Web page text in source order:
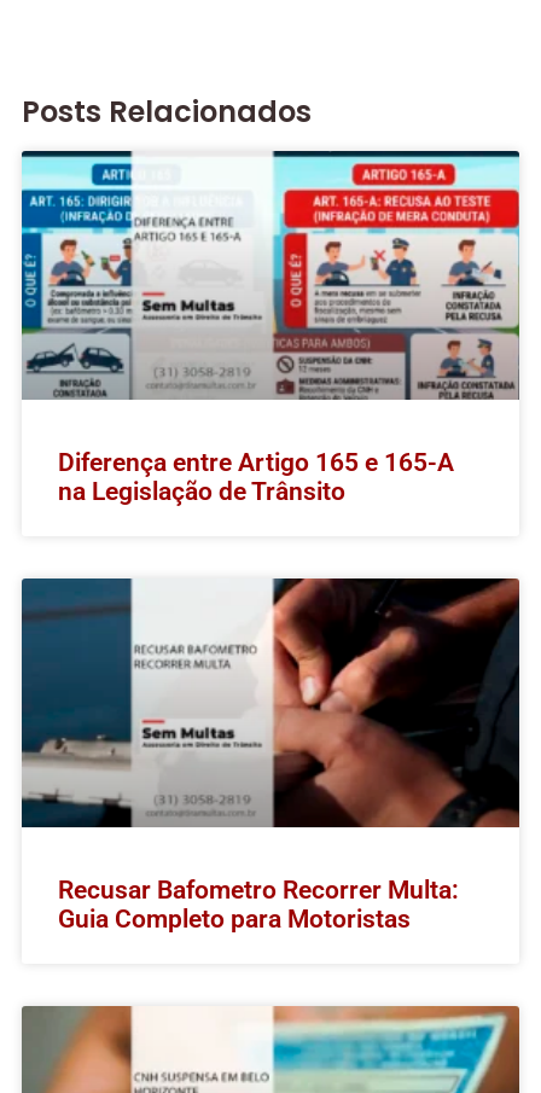
Posts Relacionados
Diferença entre Artigo 165 e 165-A
na Legislação de Trânsito
Recusar Bafometro Recorrer Multa:
Guia Completo para Motoristas